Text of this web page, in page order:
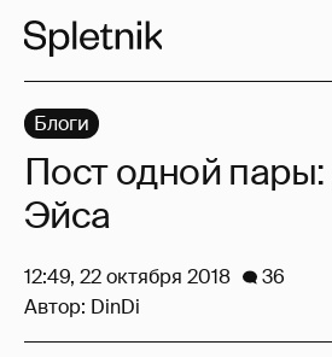
Блоги
Пост одной
Эйса
12:49, 22 октября 2018
36
Автор: DinDi